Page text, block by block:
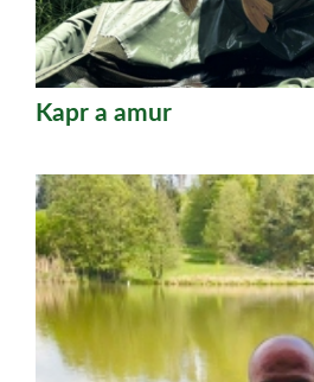
Kapr a amur